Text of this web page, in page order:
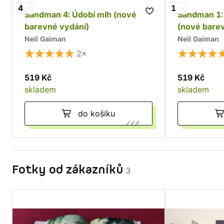
4
Sandman 4: Údobí mlh (nové
barevné vydání)
Neil Gaiman
2×
519 Kč
skladem
do košíku
1
Sandman
(nové
Neil Gaiman
519 Kč
skladem
Fotky od zákazníků 3